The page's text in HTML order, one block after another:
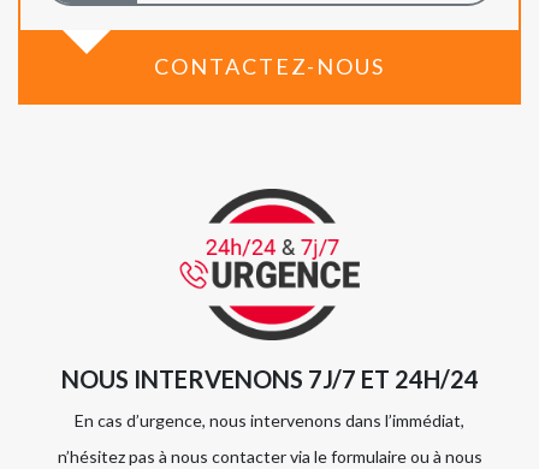
CONTACTEZ-NOUS
NOUS INTERVENONS 7J/7 ET 24H/24
En cas d’urgence, nous intervenons dans l’immédiat,
n’hésitez pas à nous contacter via le formulaire ou à nous